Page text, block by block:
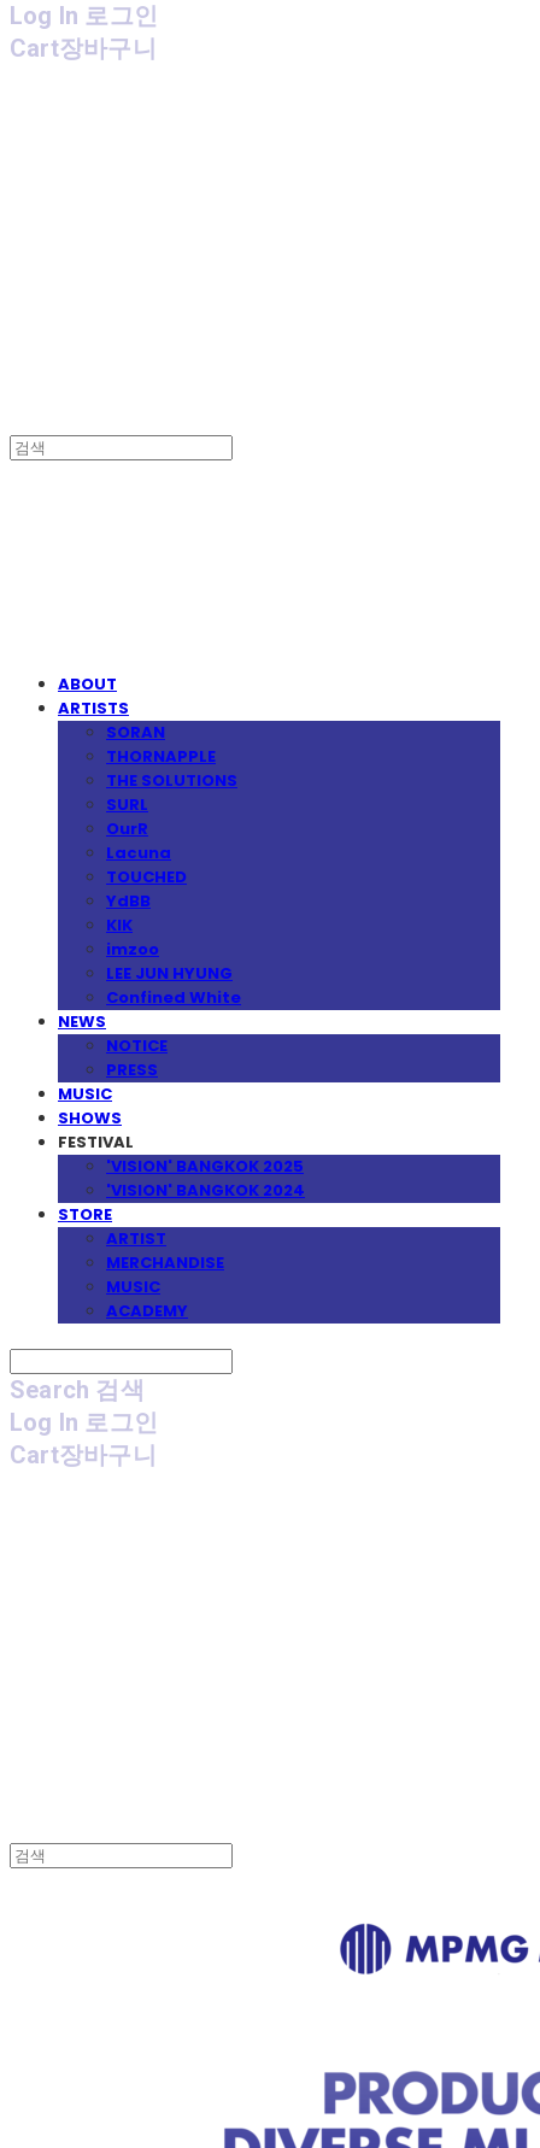
Log In 로그인
Cart장바구니
ABOUT
ARTISTS
SORAN
THORNAPPLE
THE SOLUTIONS
SURL
OurR
Lacuna
TOUCHED
YdBB
KIK
imzoo
LEE JUN HYUNG
Confined White
NEWS
NOTICE
PRESS
MUSIC
SHOWS
FESTIVAL
'VISION' BANGKOK 2025
'VISION' BANGKOK 2024
STORE
ARTIST
MERCHANDISE
MUSIC
ACADEMY
Search 검색
Log In 로그인
Cart장바구니